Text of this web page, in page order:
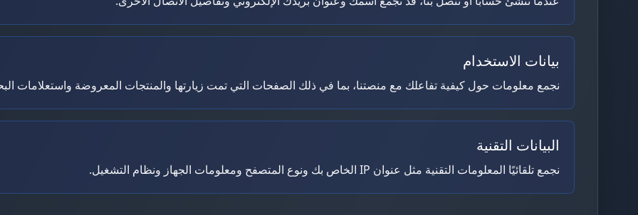
بيانات الاستخدام
نجمع معلومات حول كيفية تفاعلك مع منصتنا، بما في ذلك الصفحات التي تمت زيارتها والمنتجات المعروضة واستعلامات
البيانات التقنية
نجمع تلقائيًا المعلومات التقنية مثل عنوان IP الخاص بك ونوع المتصفح ومعلومات الجهاز ونظام التشغيل.